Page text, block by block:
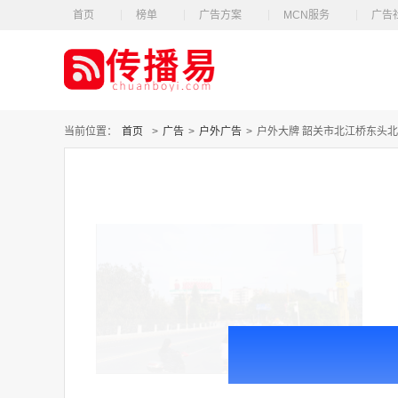
首页 榜单 广告方案 MCN服务 广告
当前位置： 首页 > 广告 > 户外广告 > 户外大牌 韶关市北江桥